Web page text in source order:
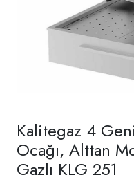
Kalitegaz 4
Ocağı, Alttan
Gazlı KLG 251